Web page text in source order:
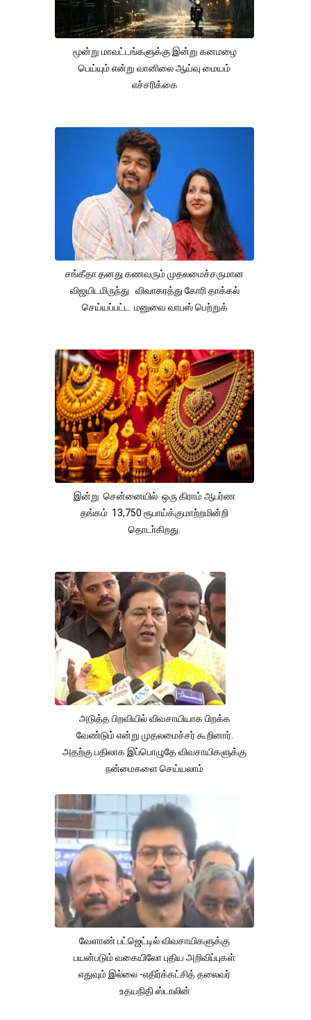
மூன்று மாவட்டங்களுக்கு இன்று கனமழை
பெய்யும் என்று வானிலை ஆய்வு மையம்
எச்சரிக்கை
சங்கீதா தனது கணவரும் முதலமைச்சருமான
விஜயிடமிருந்து விவாகரத்து கோரி தாக்கல்
செய்யப்பட்ட மனுவை வாபஸ் பெற்றுக்
இன்று சென்னையில் ஒரு கிராம் ஆபர்ண
தங்கம் 13,750 ரூபாய்க்குமாற்றமின்றி
தொடா்கிறது.
அடுத்த பிறவியில் விவசாயியாக பிறக்க
வேண்டும் என்று முதலமைச்சர் கூறினார்.
அதற்கு பதிலாக இப்பொழுதே விவசாயிகளுக்கு
நன்மைகளை செய்யலாம்
வேளாண் பட்ஜெட்டில் விவசாயிகளுக்கு
பயன்படும் வகையிலோ புதிய அறிவிப்புகள்
எதுவும் இல்லை -எதிர்க்கட்சித் தலைவர்
உதயநிதி ஸ்டாலின்